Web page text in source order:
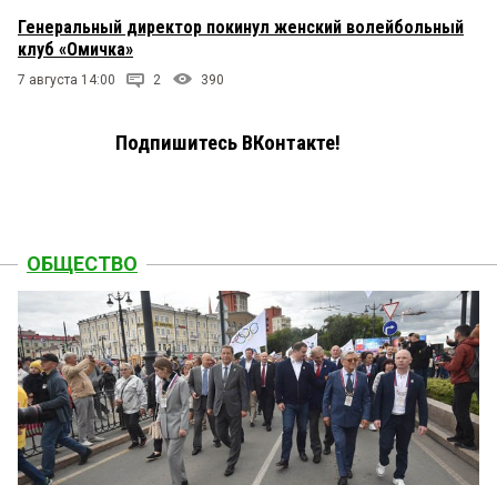
Генеральный директор покинул женский волейбольный
клуб «Омичка»
7 августа 14:00 2 390
Подпишитесь ВКонтакте!
ОБЩЕСТВО